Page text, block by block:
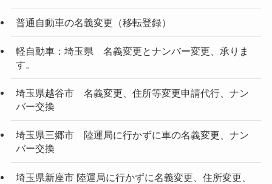
普通自動車の名義変更（移転登録）
軽自動車：埼玉県 名義変更とナンバー変更、承りま
す。
埼玉県越谷市 名義変更、住所等変更申請代行、ナン
バー交換
埼玉県三郷市 陸運局に行かずに車の名義変更、ナン
バー交換
埼玉県新座市 陸運局に行かずに名義変更、住所変更、